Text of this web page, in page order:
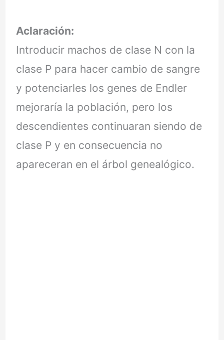
Aclaración:
Introducir machos de clase N con la
clase P para hacer cambio de sangre
y potenciarles los genes de Endler
mejoraría la población, pero los
descendientes continuaran siendo de
clase P y en consecuencia no
apareceran en el árbol genealógico.